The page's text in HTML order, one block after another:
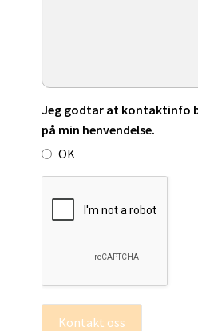
Jeg godtar at kontaktinfo
på min henvendelse.
OK
Kontakt oss